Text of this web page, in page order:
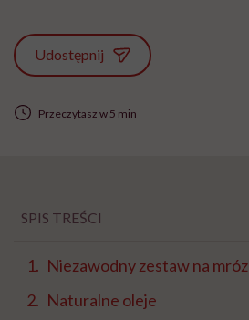
Udostępnij
Przeczytasz w 5 min
SPIS TREŚCI
Niezawodny zestaw na mróz
Naturalne oleje